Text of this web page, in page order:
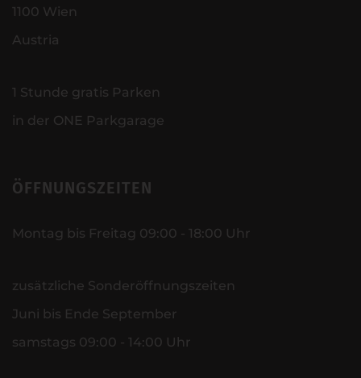
1100 Wien
Austria
1 Stunde gratis Parken
in der ONE Parkgarage
ÖFFNUNGSZEITEN
Montag bis Freitag 09:00 - 18:00 Uhr
zusätzliche Sonderöffnungszeiten
Juni bis Ende September
samstags 09:00 - 14:00 Uhr